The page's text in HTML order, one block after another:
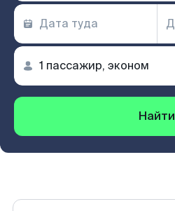
Найти